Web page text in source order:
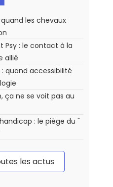
les chevaux
Psy : le contact à la
allié
: quand accessibilité
ça ne se voit pas au
: le piège du "
les actus